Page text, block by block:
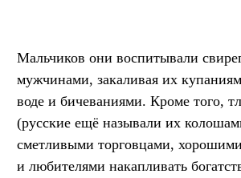
Мальчиков они воспитывали
мужчинами, закаливая их
воде и бичеваниями. Кроме того,
(русские ещё называли их
сметливыми торговцами,
и любителями накапливать